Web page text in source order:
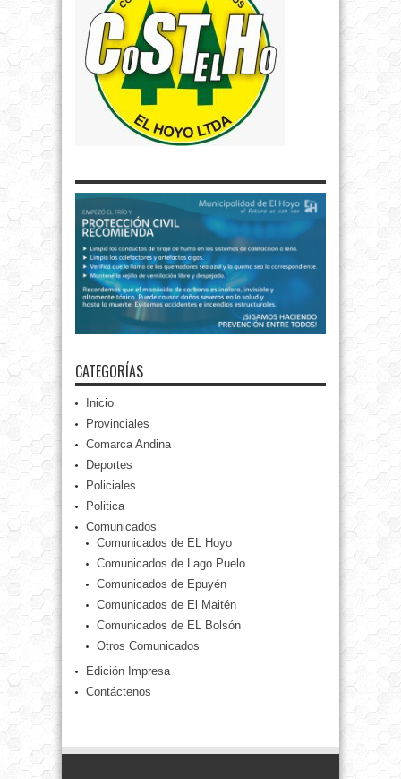
CATEGORÍAS
Inicio
Provinciales
Comarca Andina
Deportes
Policiales
Politica
Comunicados
Comunicados de EL Hoyo
Comunicados de Lago Puelo
Comunicados de Epuyén
Comunicados de El Maitén
Comunicados de EL Bolsón
Otros Comunicados
Edición Impresa
Contáctenos